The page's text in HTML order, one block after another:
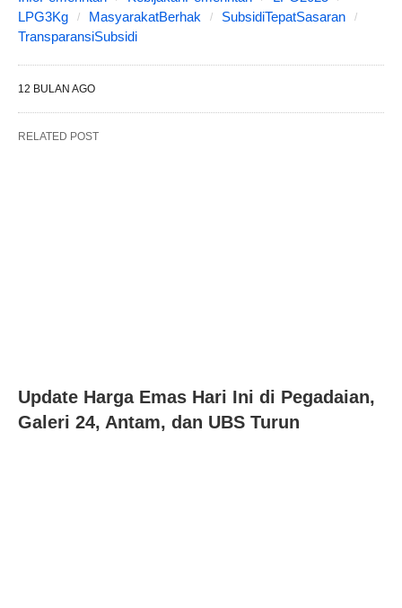
LPG3Kg
MasyarakatBerhak
SubsidiTepatSasaran
TransparansiSubsidi
12 BULAN AGO
RELATED POST
Update Harga Emas Hari Ini di Pegadaian,
Galeri 24, Antam, dan UBS Turun